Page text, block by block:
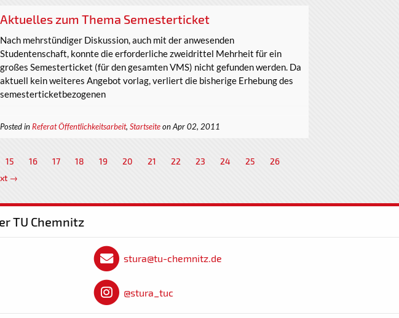
Aktuelles zum Thema Semesterticket
Posted in Referat Öffentlichkeitsarbeit, Startseiteon Apr 02, 2011
Nach mehrstündiger Diskussion, auch mit der anwesenden
Studentenschaft, konnte die erforderliche zweidrittel Mehrheit für ein
großes Semesterticket (für den gesamten VMS) nicht gefunden werden. Da
aktuell kein weiteres Angebot vorlag, verliert die bisherige Erhebung des
semesterticketbezogenen
15 16 17 18 19 20 21 22 23 24 25
26
→
TU Chemnitz
stura@tu-chemnitz.de
@stura_tuc